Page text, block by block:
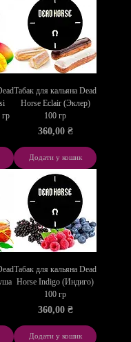
Табак для кальяна Dead
Horse Eclair (Эклер)
100 гр
Ціна
360,00 ₴
Додати у кошик
Табак для кальяна Dead
Horse Indigo (Индиго)
100 гр
Ціна
360,00 ₴
Додати у кошик